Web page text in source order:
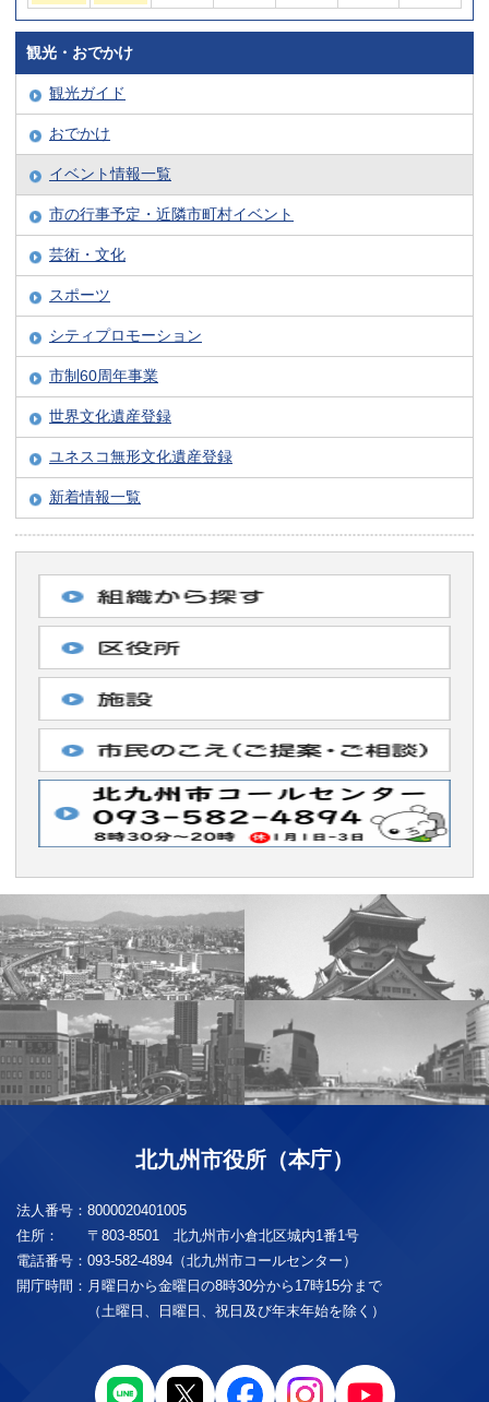
観光・おでかけ
観光ガイド
おでかけ
イベント情報一覧
市の行事予定・近隣市町村イベント
芸術・文化
スポーツ
シティプロモーション
市制60周年事業
世界文化遺産登録
ユネスコ無形文化遺産登録
新着情報一覧
北九州市役所（本庁）
法人番号： 8000020401005
住所：
〒803-8501 北九州市小倉北区城内1番1号
電話番号： 093-582-4894（北九州市コールセンター）
開庁時間： 月曜日から金曜日の8時30分から17時15分まで
（土曜日、日曜日、祝日及び年末年始を除く）